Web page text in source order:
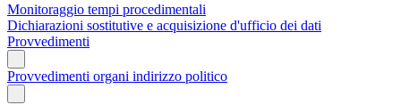
Monitoraggio tempi procedimentali
Dichiarazioni sostitutive e acquisizione d'ufficio dei dati
Provvedimenti
Provvedimenti organi indirizzo politico